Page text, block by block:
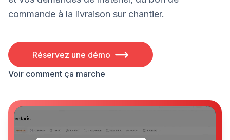
commande à la livraison sur chantier.
Réservez une démo
Voir comment ça marche